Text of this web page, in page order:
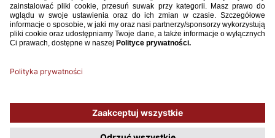
Bramki:Weronika Araśniewicz 25, Aleksandra Bogucka 40, Kinga
Wyrwas 63, Julia Langosz 72.
Polska:Hanna Wieczerzak – Martyna Bartczak (75. Iga Witkowska),
Lewicka, Weronika Araśniewicz, Wiktoria Kuprowska (46. Maja
Aleksandra Bogucka (46. Kinga Wyrwas), Julia Gutowska (46. Julia
Używamy plików cookies, aby ułatwić Ci korzystanie z naszego serwisu
oraz do celów statystycznych. Jeśli nie blokujesz tych plików, to zgadzasz